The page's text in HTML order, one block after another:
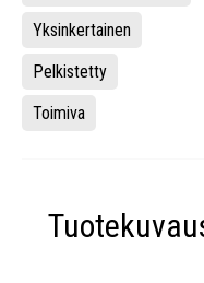
Yksinkertainen
Pelkistetty
Toimiva